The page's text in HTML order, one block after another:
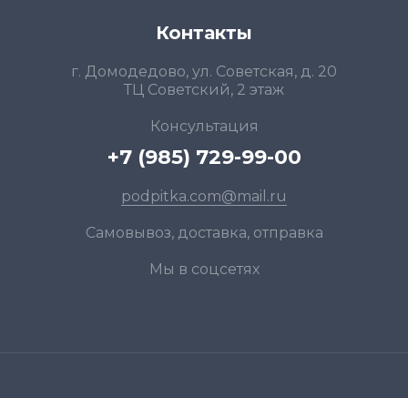
Контакты
г. Домодедово, ул. Советская, д. 20
ТЦ Советский, 2 этаж
Консультация
+7 (985) 729-99-00
podpitka.com@mail.ru
Самовывоз, доставка, отправка
Мы в соцсетях